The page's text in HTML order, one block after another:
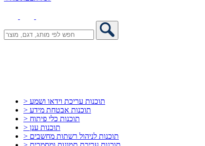
> תוכנות עריכת וידאו ושמע
> תוכנות אבטחת מידע
> תוכנות כלי פיתוח
> תוכנות ענן
> תוכנות לניהול רשתות מחשבים